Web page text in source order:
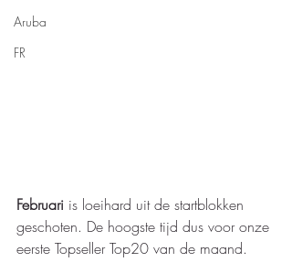
Aruba
FR
Februari is loeihard uit de startblokken
geschoten. De hoogste tijd dus voor onze
eerste Topseller Top20 van de maand.